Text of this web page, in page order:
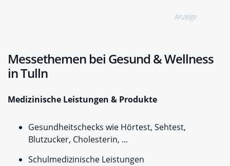
Anzeige
Messethemen bei Gesund & Wellness
in Tulln
Medizinische Leistungen & Produkte
Gesundheitschecks wie Hörtest, Sehtest,
Blutzucker, Cholesterin, ...
Schulmedizinische Leistungen